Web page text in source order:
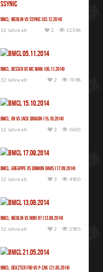
BMCL: Merlin vs Ssynic (03.12.2014)
12 Jahre alt
12396
2
BMCL: Besser vs MC Maik (05.11.2014)
12 Jahre alt
7098
2
BMCL: RV vs Jack Dragon (15.10.2014)
12 Jahre alt
3600
2
BMCL: Gregpipe vs Damion Davis (17.09.2014)
12 Jahre alt
4900
3
BMCL: Merlin vs Roni 87 (13.08.2014)
12 Jahre alt
2985
2
BMCL: Dekzter Fro vs P-Zak (21.05.2014)